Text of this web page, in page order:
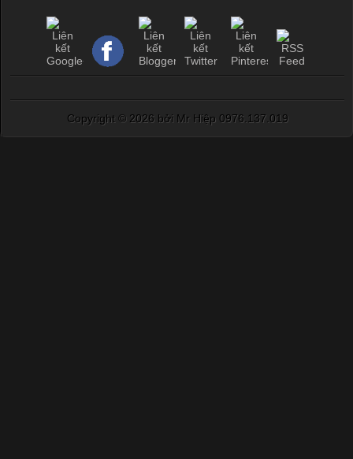
Copyright © 2026 bởi Mr Hiệp 0976.137.019